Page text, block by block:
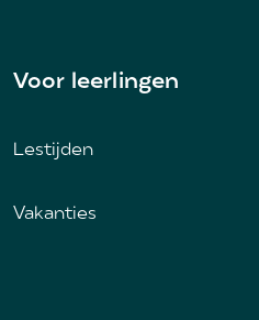
Voor leerlingen
Lestijden
Vakanties